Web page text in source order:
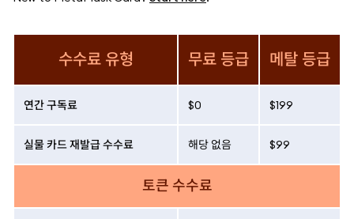
수수료 유형 무료 등급 메탈 등급
연간 구독료 $0 $199
실물 카드 재발급 수수료 해당 없음 $99
토큰 수수료